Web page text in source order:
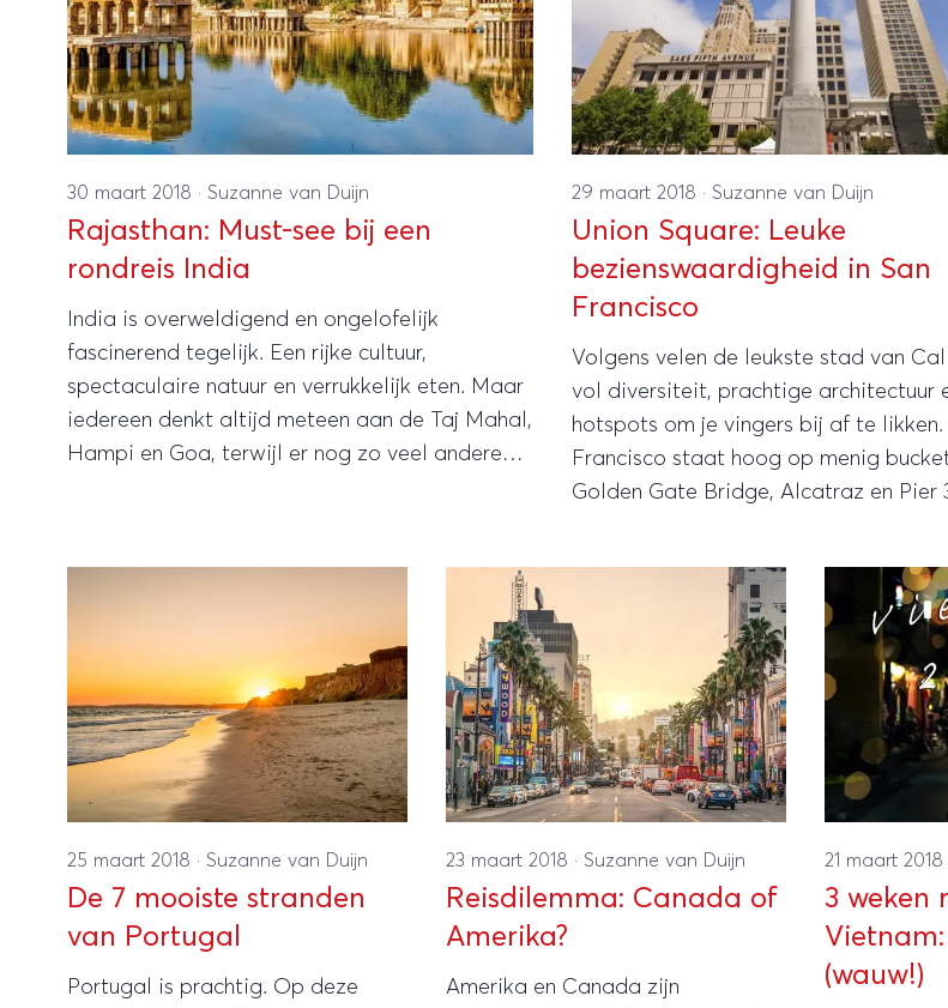
30 maart 2018 · Suzanne van Duijn
Rajasthan: Must-see bij een
rondreis India
India is overweldigend en ongelofelijk
fascinerend tegelijk. Een rijke cultuur,
spectaculaire natuur en verrukkelijk eten. Maar
iedereen denkt altijd meteen aan de Taj Mahal,
Hampi en Goa, terwijl er nog zo veel andere
29 maart 2018 ·Suzanne van Duijn
Union Square: Leuke
bezienswaardigheid in San
Francisco
Volgens velen de leukste stad van
vol diversiteit, prachtige architectuur
hotspots om je vingers bij af te likken.
Francisco staat hoog op menig
Golden Gate Bridge, Alcatraz en Pier
25 maart 2018 · Suzanne van Duijn
De 7 mooiste stranden
van Portugal
Portugal is prachtig. Op deze
23 maart 2018 · Suzanne van Duijn
Reisdilemma: Canada of
Amerika?
Amerika en Canada zijn
21 maart 2018
3 weken
(wauw!)